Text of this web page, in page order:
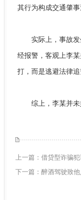
其行为构成交通肇
实际上，事故发
经报警，客观上李
打，而是逃避法律追
综上，李某并未
上一篇： 借贷型诈骗
下一篇： 醉酒驾驶致